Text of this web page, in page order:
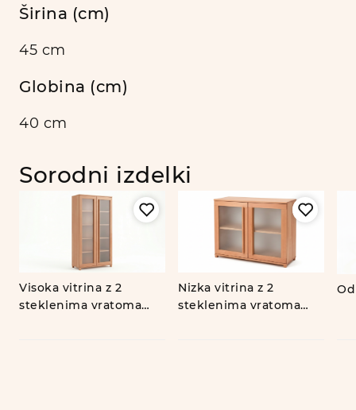
Širina (cm)
45 cm
Globina (cm)
40 cm
Sorodni izdelki
Visoka vitrina z 2
steklenima vratoma
Nizka vitrina z 2
steklenima vratoma